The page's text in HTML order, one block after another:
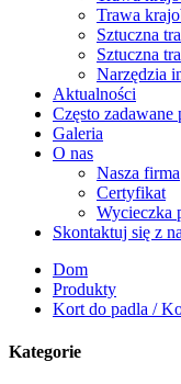
Trawa
Sztuczna
Sztuczna
Narzędzia
Aktualności
Często zadawane
Galeria
O nas
Nasza firma
Certyfikat
Wycieczka
Skontaktuj się z
Dom
Produkty
Kort do padla /
Kategorie